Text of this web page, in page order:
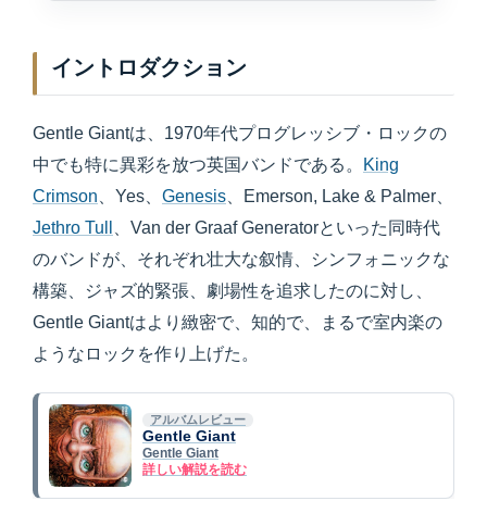
イントロダクション
Gentle Giantは、1970年代プログレッシブ・ロックの
中でも特に異彩を放つ英国バンドである。
King
Crimson 、Yes、 Genesis 、Emerson, Lake & Palmer、
Jethro Tull
、Van der Graaf Generatorといった同時代
のバンドが、それぞれ壮大な叙情、シンフォニックな
構築、ジャズ的緊張、劇場性を追求したのに対し、
Gentle Giantはより緻密で、知的で、まるで室内楽の
ようなロックを作り上げた。
アルバムレビュー
Gentle Giant
Gentle Giant
詳しい解説を読む